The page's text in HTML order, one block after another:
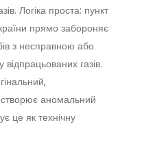
Логіка проста: пункт
прямо забороняє
з несправною або
газів.
аномальний
це як технічну